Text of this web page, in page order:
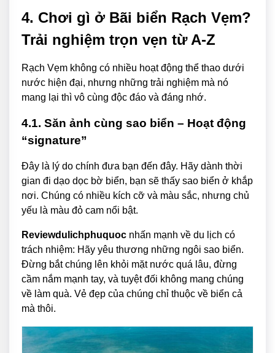
4. Chơi gì ở Bãi biển Rạch Vẹm?
Trải nghiệm trọn vẹn từ A-Z
Rạch Vẹm không có nhiều hoạt động thể thao dưới
nước hiện đại, nhưng những trải nghiệm mà nó
mang lại thì vô cùng độc đáo và đáng nhớ.
4.1. Săn ảnh cùng sao biển – Hoạt động
“signature”
Đây là lý do chính đưa bạn đến đây. Hãy dành thời
gian đi dạo dọc bờ biển, bạn sẽ thấy sao biển ở khắp
nơi. Chúng có nhiều kích cỡ và màu sắc, nhưng chủ
yếu là màu đỏ cam nổi bật.
Reviewdulichphuquoc nhấn mạnh về du lịch có
trách nhiệm: Hãy yêu thương những ngôi sao biển.
Đừng bắt chúng lên khỏi mặt nước quá lâu, đừng
cầm nắm mạnh tay, và tuyệt đối không mang chúng
về làm quà. Vẻ đẹp của chúng chỉ thuộc về biển cả
mà thôi.